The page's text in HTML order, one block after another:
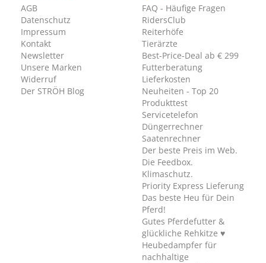
AGB
Datenschutz
Impressum
Kontakt
Newsletter
Unsere Marken
Widerruf
Der STRÖH Blog
FAQ - Häufige Fragen
RidersClub
Reiterhöfe
Tierärzte
Best-Price-Deal ab € 299
Futterberatung
Lieferkosten
Neuheiten - Top 20
Produkttest
Servicetelefon
Düngerrechner
Saatenrechner
Der beste Preis im Web.
Die Feedbox.
Klimaschutz.
Priority Express Lieferung
Das beste Heu für Dein
Pferd!
Gutes Pferdefutter &
glückliche Rehkitze ♥
Heubedampfer für
nachhaltige